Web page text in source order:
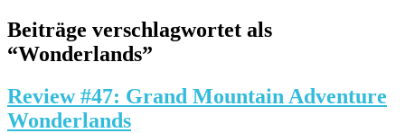
Beiträge verschlagwortet als
“Wonderlands”
Review #47: Grand Mountain Adventure
Wonderlands